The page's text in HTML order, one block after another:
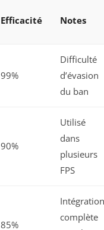
Efficacité Notes
99%
Difficulté
d’évasion
du ban
90%
Utilisé
dans
plusieurs
FPS
85%
Intégration
complète